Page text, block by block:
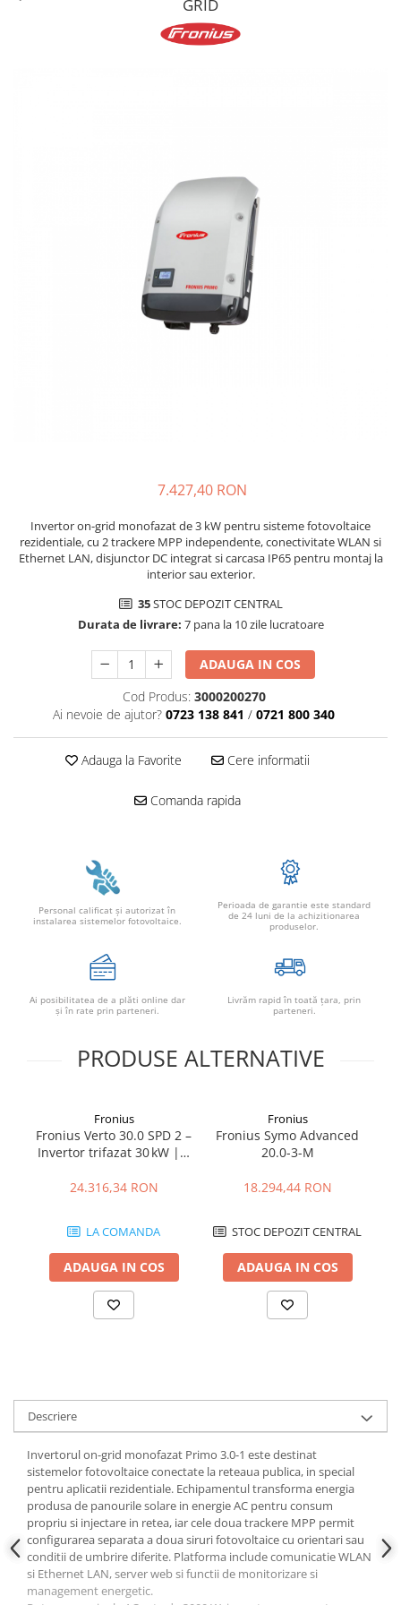
Cabluri semnalizare si control
Cabluri semnalizare incendiu
Cabluri semnalizare si control
GRID
7.427,40 RON
Invertor on-grid monofazat de 3 kW pentru sisteme fotovoltaice
rezidentiale, cu 2 trackere MPP independente, conectivitate WLAN si
Ethernet LAN, disjunctor DC integrat si carcasa IP65 pentru montaj la
interior sau exterior.
35STOC DEPOZIT CENTRAL
Durata de livrare: 7 pana la 10 zile lucratoare
ADAUGA IN COS
Cod Produs: 3000200270
Ai nevoie de ajutor? 0723 138 841 / 0721 800 340
Adauga la Favorite Cere informatii
Comanda rapida
Personal calificat şi autorizat în
instalarea sistemelor fotovoltaice.
Perioada de garantie este standard
de 24 luni de la achizitionarea
produselor.
Ai posibilitatea de a plăti online dar
şi în rate prin parteneri.
Livrăm rapid în toată țara, prin
parteneri.
PRODUSE ALTERNATIVE
Fronius
Fronius Verto 30.0 SPD 2 –
Invertor trifazat 30 kW | 4
24.316,34 RON
LA COMANDA
ADAUGA IN COS
Fronius
Fronius Symo Advanced
20.0-3-M
18.294,44 RON
STOC DEPOZIT CENTRAL
ADAUGA IN COS
Descriere
Invertorul on-grid monofazat Primo 3.0-1 este destinat
sistemelor fotovoltaice conectate la reteaua publica, in special
pentru aplicatii rezidentiale. Echipamentul transforma energia
produsa de panourile solare in energie AC pentru consum
propriu si injectare in retea, iar cele doua trackere MPP permit
configurarea separata a doua siruri fotovoltaice cu orientari sau
conditii de umbrire diferite. Platforma include comunicatie WLAN
si Ethernet LAN, server web si functii de monitorizare si
management energetic.